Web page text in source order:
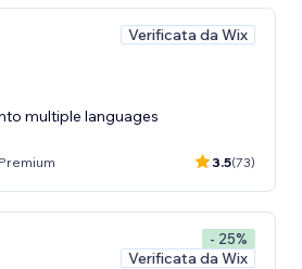
Verificata da Wix
multiple languages
3.5(73)
- 25%
Verificata da Wix